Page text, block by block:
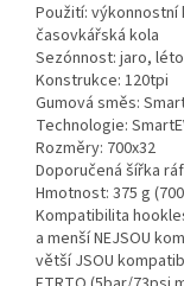
Použití:
časovkářská kola
Sezónnost: jaro,
Konstrukce: 120tpi
Gumová směs:
Technologie:
Rozměry: 700x32
Doporučená šířka
Hmotnost: 375 g
Kompatibilita
a menší NEJSOU
větší JSOU